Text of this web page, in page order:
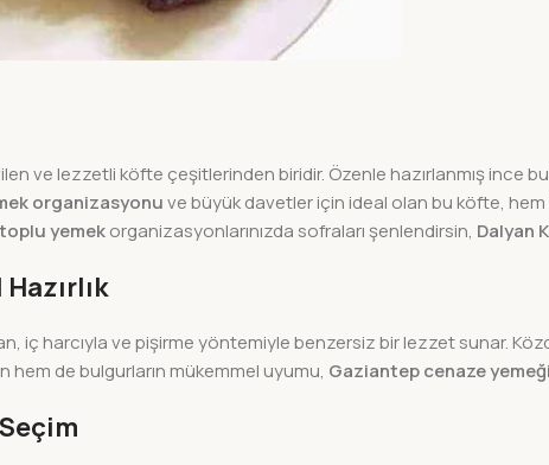
ve lezzetli köfte çeşitlerinden biridir. Özenle hazırlanmış ince
organizasyonuve büyük davetler için ideal olan bu köfte,
toplu yemekorganizasyonlarınızda sofraları şenlendirsin, Dalyan
iç harcıyla ve pişirme yöntemiyle benzersiz bir lezzet sunar.
hem de bulgurların mükemmel uyumu, Gaziantep cenaze yemeği